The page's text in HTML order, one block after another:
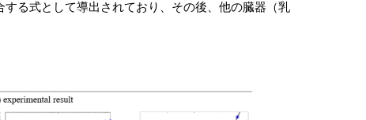
る式として導出されており、その後、他の臓器（乳